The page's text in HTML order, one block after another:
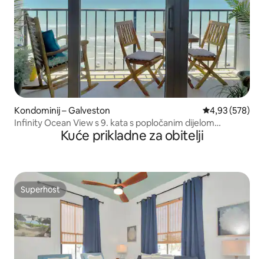
Kondominij – Galveston Prosječna
4,93 (578)
Infinity Ocean View s 9. kata s popločanim dijelom
Kuće prikladne za obitelji
Superhost
Superhost